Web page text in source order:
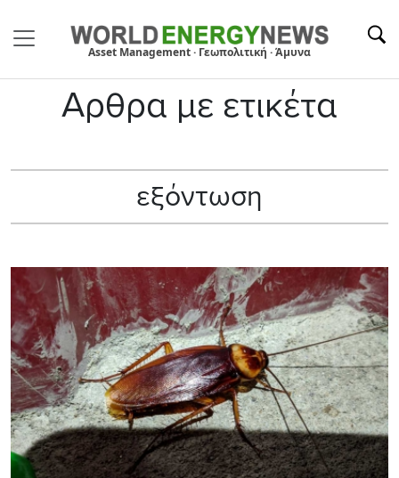
Asset Management · Γεωπολιτική · Άμυνα
Αρθρα με ετικέτα
εξόντωση